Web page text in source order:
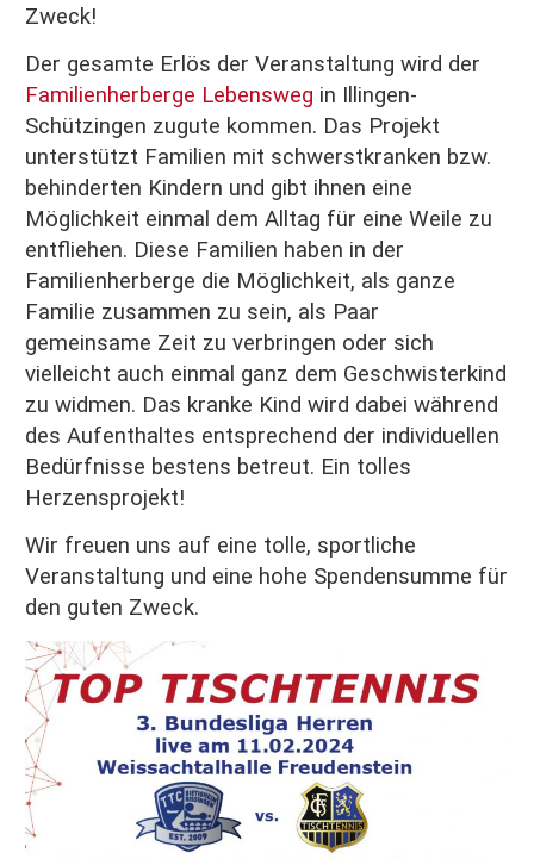
Zweck!
Der gesamte Erlös der Veranstaltung wird der
Familienherberge Lebensweg in Illingen-
Schützingen zugute kommen. Das Projekt
unterstützt Familien mit schwerstkranken bzw.
behinderten Kindern und gibt ihnen eine
Möglichkeit einmal dem Alltag für eine Weile zu
entfliehen. Diese Familien haben in der
Familienherberge die Möglichkeit, als ganze
Familie zusammen zu sein, als Paar
gemeinsame Zeit zu verbringen oder sich
vielleicht auch einmal ganz dem Geschwisterkind
zu widmen. Das kranke Kind wird dabei während
des Aufenthaltes entsprechend der individuellen
Bedürfnisse bestens betreut. Ein tolles
Herzensprojekt!
Wir freuen uns auf eine tolle, sportliche
Veranstaltung und eine hohe Spendensumme für
den guten Zweck.